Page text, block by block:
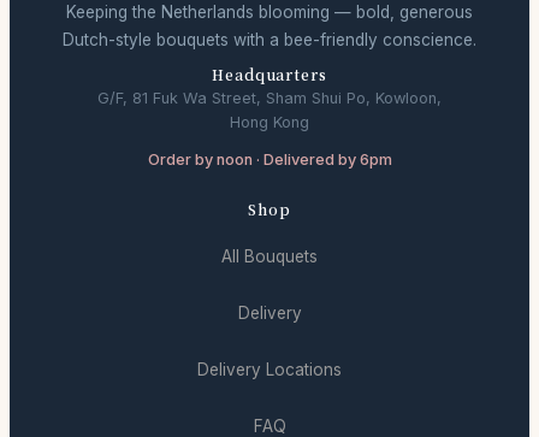
Keeping the Netherlands blooming — bold, generous
Dutch-style bouquets with a bee-friendly conscience.
Headquarters
G/F, 81 Fuk Wa Street, Sham Shui Po, Kowloon,
Hong Kong
Order by noon · Delivered by 6pm
Shop
All Bouquets
Delivery
Delivery Locations
FAQ